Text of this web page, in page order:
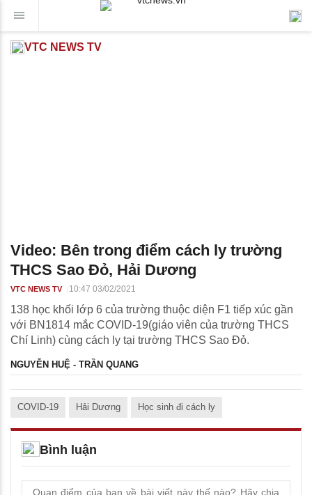
VTC NEWS TV
Video: Bên trong điểm cách ly trường
THCS Sao Đỏ, Hải Dương
VTC NEWS TV 10:47 03/02/2021
138 học khối lớp 6 của trường thuộc diện F1 tiếp xúc gần
với BN1814 mắc COVID-19(giáo viên của trường THCS
Chí Linh) cùng cách ly tại trường THCS Sao Đỏ.
NGUYỄN HUỆ - TRẦN QUANG
COVID-19 Hải Dương Học sinh đi cách ly
Bình luận